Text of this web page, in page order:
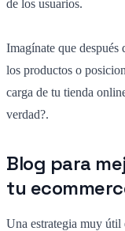
de los usuarios.
Imagínate que
los productos o
carga de tu tienda
verdad?.
Blog para
tu
Una estrategia muy